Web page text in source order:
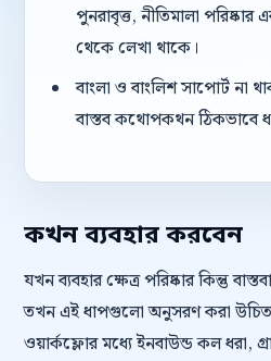
পুনরাবৃত্ত, নীতিমালা
থেকে লেখা থাকে।
বাংলা ও বাংলিশ সাপোর্ট না
বাস্তব কথোপকথন ঠিকভাবে
কখন ব্যবহার করবেন
যখন ব্যবহার ক্ষেত্র পরিষ্কার কিন্তু
তখন এই ধাপগুলো অনুসরণ করা
ওয়ার্কফ্লোর মধ্যে ইনবাউন্ড কল ধরা,